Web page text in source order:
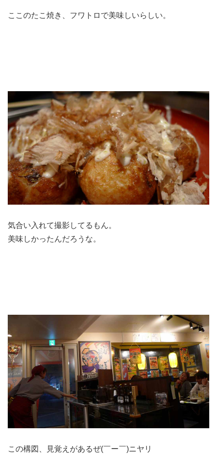
ここのたこ焼き、フワトロで美味しいらしい。
気合い入れて撮影してるもん。
美味しかったんだろうな。
この構図、見覚えがあるぜ(￣ー￣)ニヤリ